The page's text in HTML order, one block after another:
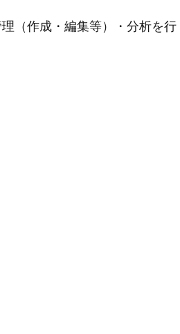
（作成・編集等）・分析を行